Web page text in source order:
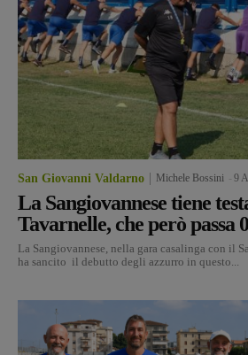
San Giovanni Valdarno Michele Bossini 9
La Sangiovannese tiene
Tavarnelle, che però passa
La Sangiovannese, nella gara casalinga con il
ha sancito il debutto degli azzurro in questo...